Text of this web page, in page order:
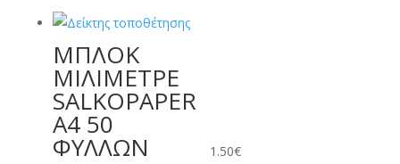
ΜΠΛΟΚ
ΜΙΛΙΜΕΤΡΕ
SALKOPAPER
A4 50
ΦΥΛΛΩΝ 1.50€